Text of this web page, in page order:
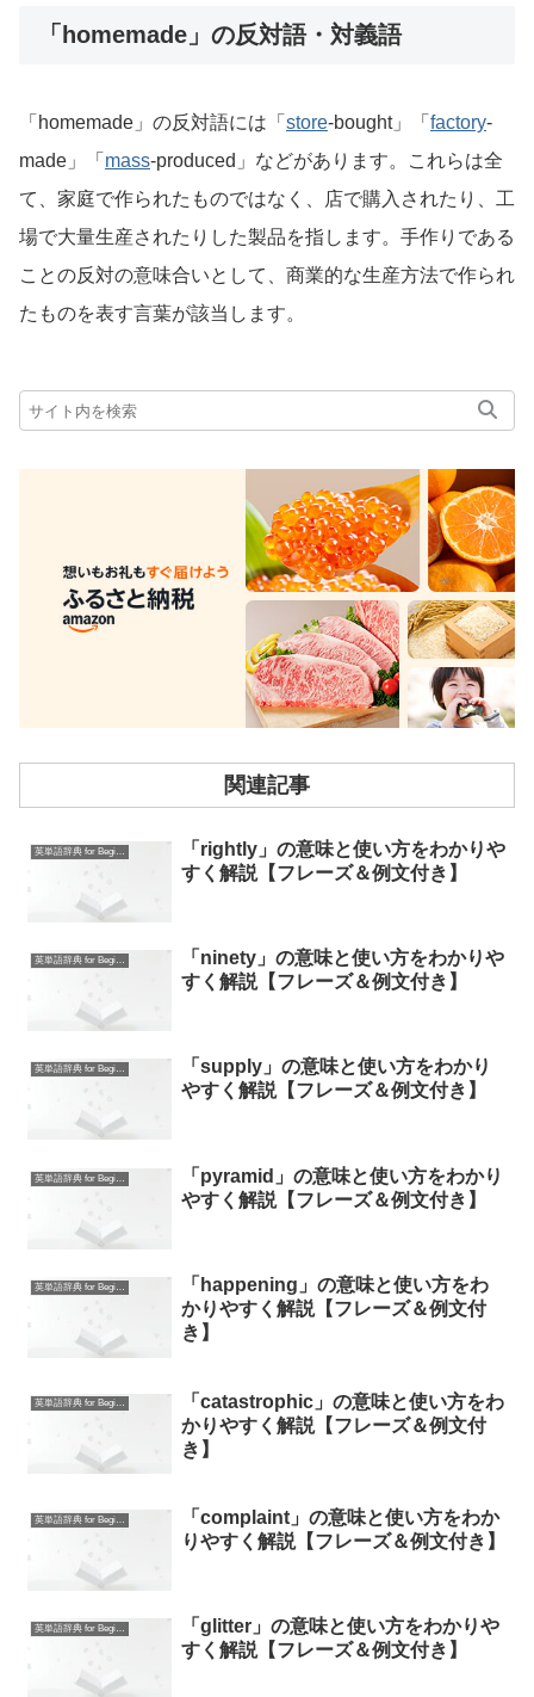
「homemade」の反対語・対義語
「homemade」の反対語には「 store-bought」「 factory-
made」「 mass-produced」などがあります。これらは全
て、家庭で作られたものではなく、店で購入されたり、工
場で大量生産されたりした製品を指します。手作りである
ことの反対の意味合いとして、商業的な生産方法で作られ
たものを表す言葉が該当します。
関連記事
英単語辞典 for Beginners
「rightly」の意味と使い方をわかりや
すく解説【フレーズ＆例文付き】
英単語辞典 for Beginners
「ninety」の意味と使い方をわかりや
すく解説【フレーズ＆例文付き】
英単語辞典 for Beginners
「supply」の意味と使い方をわかり
やすく解説【フレーズ＆例文付き】
英単語辞典 for Beginners
「pyramid」の意味と使い方をわかり
やすく解説【フレーズ＆例文付き】
英単語辞典 for Beginners
「happening」の意味と使い方をわ
かりやすく解説【フレーズ＆例文付
き】
英単語辞典 for Beginners
「catastrophic」の意味と使い方をわ
かりやすく解説【フレーズ＆例文付
き】
英単語辞典 for Beginners
「complaint」の意味と使い方をわか
りやすく解説【フレーズ＆例文付き】
英単語辞典 for Beginners
「glitter」の意味と使い方をわかりや
すく解説【フレーズ＆例文付き】